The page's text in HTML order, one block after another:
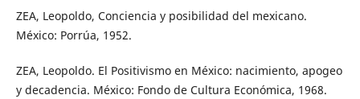
ZEA, Leopoldo, Conciencia y posibilidad del mexicano.
México: Porrúa, 1952.
ZEA, Leopoldo. El Positivismo en México: nacimiento, apogeo
y decadencia. México: Fondo de Cultura Económica, 1968.